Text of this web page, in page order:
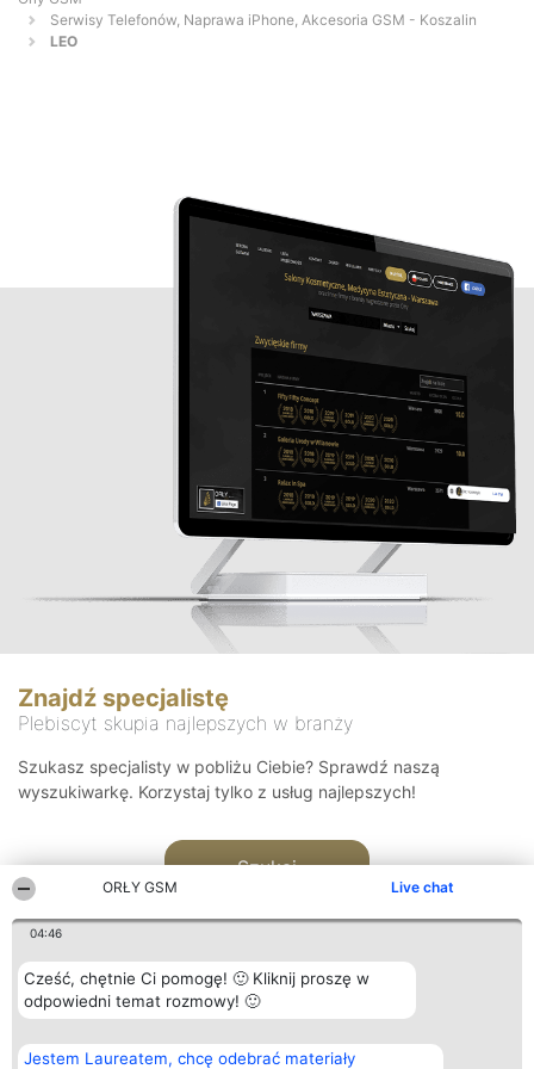
ORŁY GSM Live chat
04:46
Cześć, chętnie Ci pomogę! 🙂 Kliknij proszę w
odpowiedni temat rozmowy! 🙂
Jestem Laureatem, chcę odebrać materiały
Serwisy Telefonów, Naprawa iPhone, Akcesoria GSM - Koszalin
LEO
Znajdź specjalistę
Plebiscyt skupia najlepszych w branży
Szukasz specjalisty w pobliżu Ciebie? Sprawdź naszą
wyszukiwarkę. Korzystaj tylko z usług najlepszych!
Szukaj
Organizator plebiscytu
Bright Side Solutions sp. z o.
Plebiscyt
Laureaci
Kontakt
Kontakt